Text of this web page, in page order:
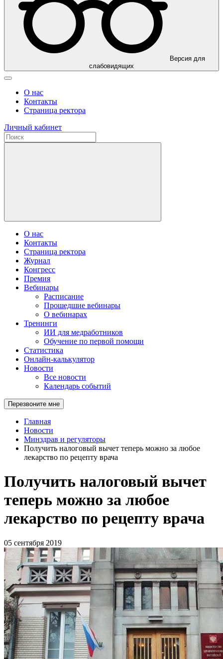
Версия для
слабовидящих
О нас
Контакты
Страница ректора
Личный кабинет
О нас
Контакты
Страница ректора
Журнал
Конгресс
Премия
Вебинары
Расписание
Прошедшие вебинары
О вебинарах
Тренинги
ИИ для медработников
Обучение по первой помощи
Статистика
Онлайн-калькулятор
Новости
Все новости
Календарь событий
Перезвоните мне
Главная
Новости
Минздрав и регуляторы
Получить налоговый вычет теперь можно за любое
лекарство по рецепту врача
Получить налоговый вычет
теперь можно за любое
лекарство по рецепту врача
05 сентября 2019